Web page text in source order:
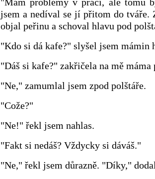
jsem a nedíval se jí přitom do tváře.
objal peřinu a schoval hlavu pod
"Kdo si dá kafe?" slyšel jsem mámin
"Dáš si kafe?" zakřičela na mě
"Ne," zamumlal jsem zpod polštáře.
"Cože?"
"Ne!" řekl jsem nahlas.
"Fakt si nedáš? Vždycky si dáváš."
"Ne," řekl jsem důrazně. "Díky,"